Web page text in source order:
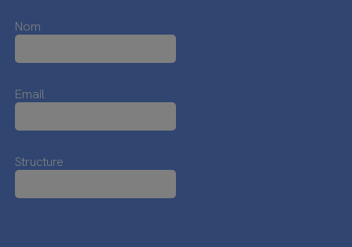
Nom
Email
Structure